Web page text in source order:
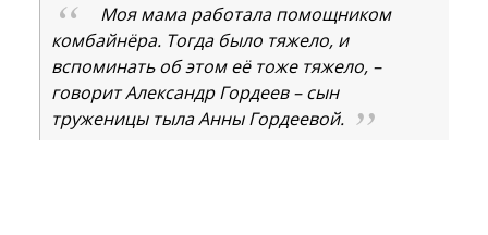
Моя мама работала помощником
комбайнёра. Тогда было тяжело, и
вспоминать об этом её тоже тяжело, –
говорит Александр Гордеев – сын
труженицы тыла Анны Гордеевой.